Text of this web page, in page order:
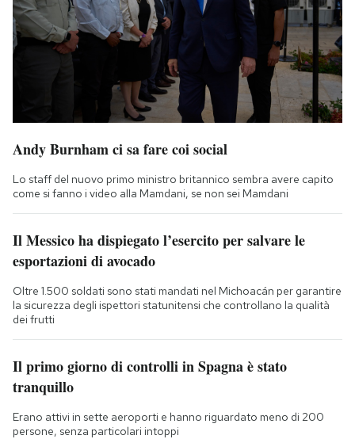
Andy Burnham ci sa fare coi social
Lo staff del nuovo primo ministro britannico sembra avere capito
come si fanno i video alla Mamdani, se non sei Mamdani
Il Messico ha dispiegato l’esercito per salvare le
esportazioni di avocado
Oltre 1.500 soldati sono stati mandati nel Michoacán per garantire
la sicurezza degli ispettori statunitensi che controllano la qualità
dei frutti
Il primo giorno di controlli in Spagna è stato
tranquillo
Erano attivi in sette aeroporti e hanno riguardato meno di 200
persone, senza particolari intoppi